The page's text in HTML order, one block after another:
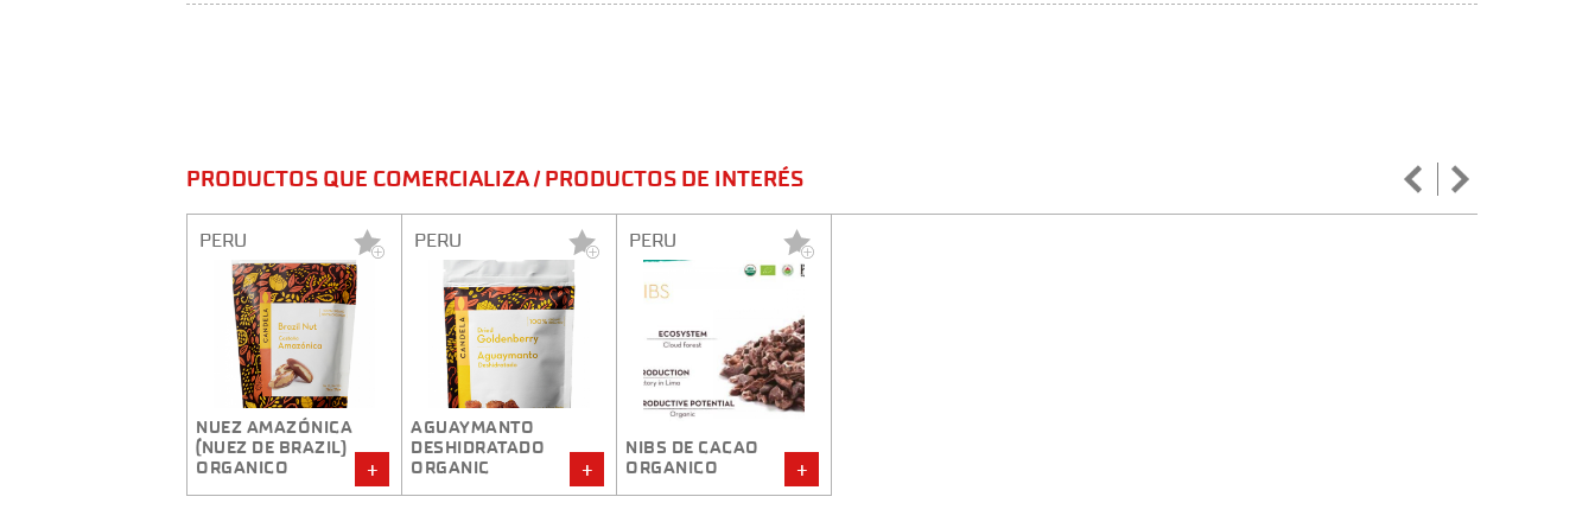
PRODUCTOS QUE COMERCIALIZA / PRODUCTOS DE INTERÉS
PERU
NUEZ AMAZÓNICA
(NUEZ DE BRAZIL)
ORGANICO
PERU
AGUAYMANTO
DESHIDRATADO
ORGANIC
PERU
NIBS DE CACAO
ORGANICO